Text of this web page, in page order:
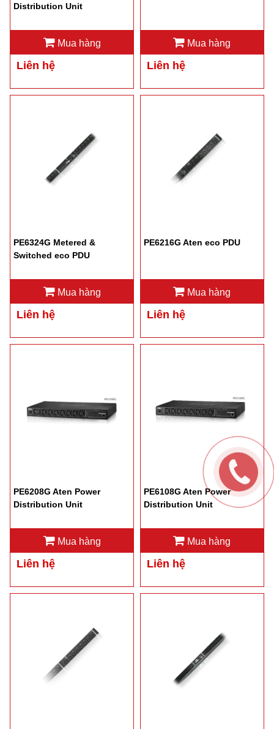
Distribution Unit
Mua hàng
Liên hệ
Mua hàng
Liên hệ
PE6324G Metered &
Switched eco PDU
Mua hàng
Liên hệ
PE6216G Aten eco PDU
Mua hàng
Liên hệ
PE6208G Aten Power
Distribution Unit
Mua hàng
Liên hệ
PE6108G Aten Power
Distribution Unit
Mua hàng
Liên hệ